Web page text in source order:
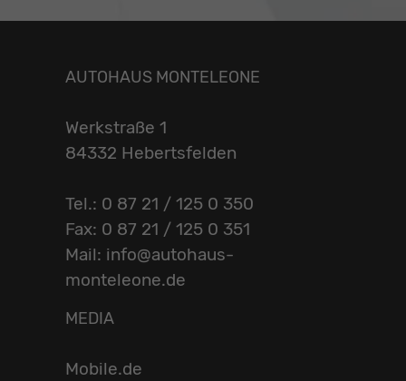
AUTOHAUS MONTELEONE
Werkstraße 1
84332 Hebertsfelden
Tel.: 0 87 21 / 125 0 350
Fax: 0 87 21 / 125 0 351
Mail: info@autohaus-
monteleone.de
MEDIA
Mobile.de